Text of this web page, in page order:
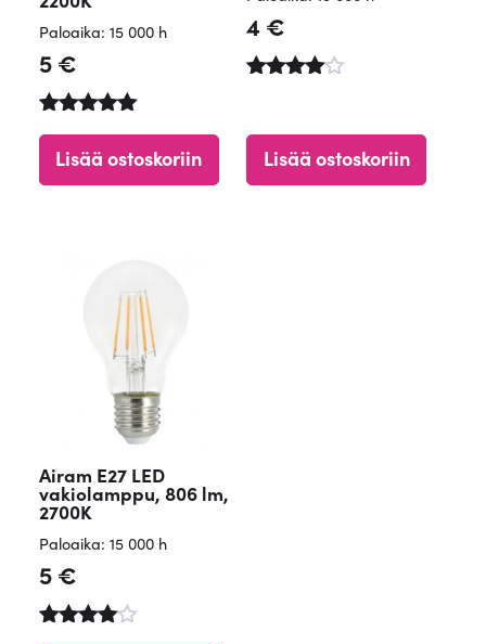
Paloaika: 15 000 h
5€
tuotteesta:
5.00
/ 5
Lisää ostoskoriin
4 €
4.84
/ 5Lisää ostoskoriin
Airam E27 LED
vakiolamppu, 806 lm,
2700K
Paloaika: 15 000 h
5€